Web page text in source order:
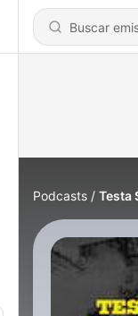
Podcasts Testa